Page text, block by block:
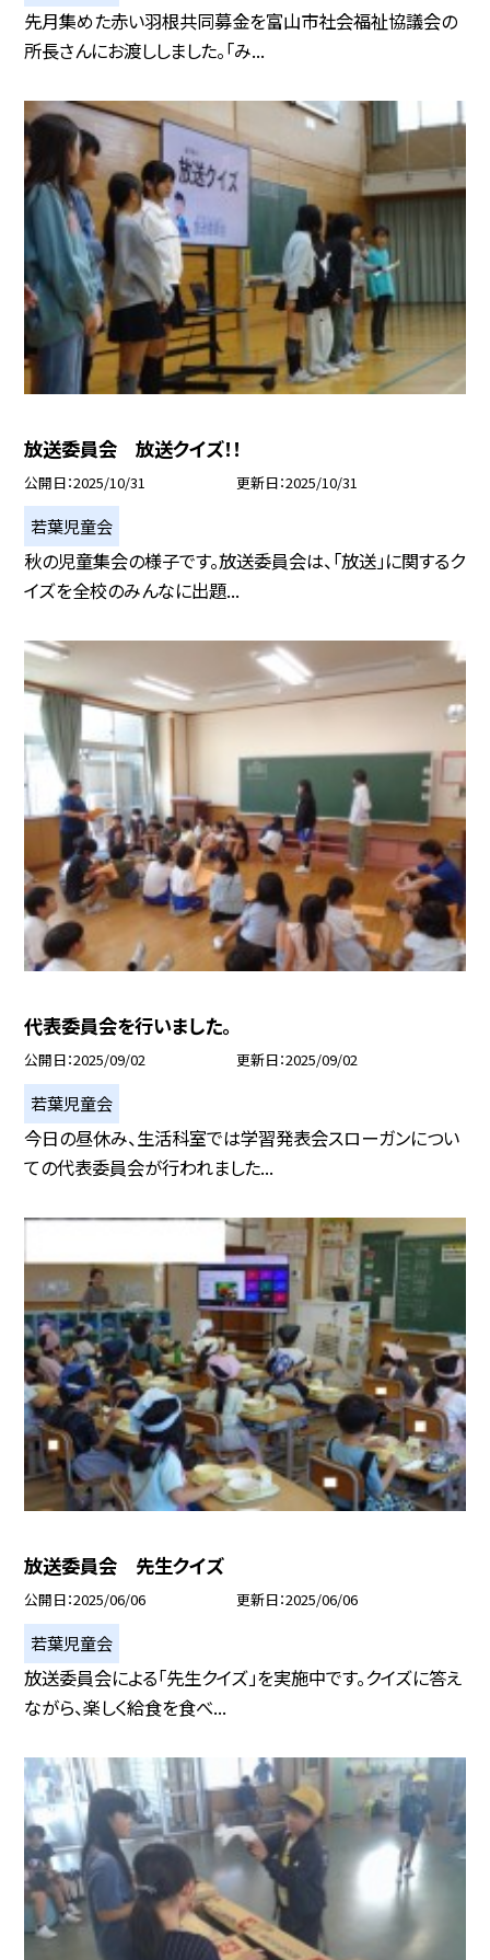
先月集めた赤い羽根共同募金を富山市社会福祉協議会の
所長さんにお渡ししました。「み...
放送委員会 放送クイズ！！
公開日 2025/10/31 更新日 2025/10/31
若葉児童会
秋の児童集会の様子です。放送委員会は、「放送」に関するク
イズを全校のみんなに出題...
代表委員会を行いました。
公開日 2025/09/02 更新日 2025/09/02
若葉児童会
今日の昼休み、生活科室では学習発表会スローガンについ
ての代表委員会が行われました...
放送委員会 先生クイズ
公開日 2025/06/06 更新日 2025/06/06
若葉児童会
放送委員会による「先生クイズ」を実施中です。クイズに答え
ながら、楽しく給食を食べ...